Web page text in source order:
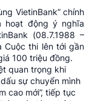
VietinBank” chính
hoạt động ý nghĩa
(08.7.1988 –
Cuộc thi lên tới gần
100 triệu đồng.
quan trọng khi
sự chuyển mình
cao mới”, tiếp tục